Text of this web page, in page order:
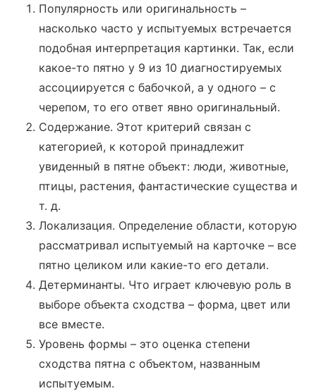
Популярность или оригинальность –
насколько часто у испытуемых встречается
подобная интерпретация картинки. Так, если
какое-то пятно у 9 из 10 диагностируемых
ассоциируется с бабочкой, а у одного – с
черепом, то его ответ явно оригинальный.
Содержание. Этот критерий связан с
категорией, к которой принадлежит
увиденный в пятне объект: люди, животные,
птицы, растения, фантастические существа и
т. д.
Локализация. Определение области, которую
рассматривал испытуемый на карточке – все
пятно целиком или какие-то его детали.
Детерминанты. Что играет ключевую роль в
выборе объекта сходства – форма, цвет или
все вместе.
Уровень формы – это оценка степени
сходства пятна с объектом, названным
испытуемым.